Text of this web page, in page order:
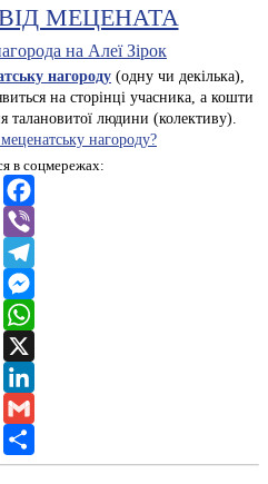
МЕЦЕНАТА
нагороду (одну чи декілька),
на сторінці учасника, а кошти
талановитої людини (колективу).
нагороду?
в соцмережах:
Facebook
Viber
Telegram
Messenger
WhatsApp
X
LinkedIn
Gmail
Share